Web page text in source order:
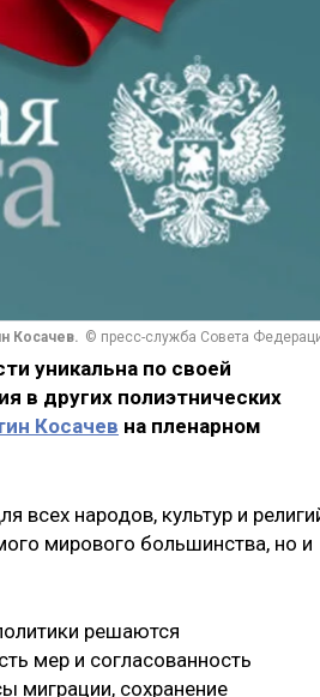
Косачев. © пресс-служба Совета
уникальна по своей
в других полиэтнических
Косачев на пленарном
народов, культур и
мирового большинства, но и
решаются
мер и согласованность
миграции, сохранение